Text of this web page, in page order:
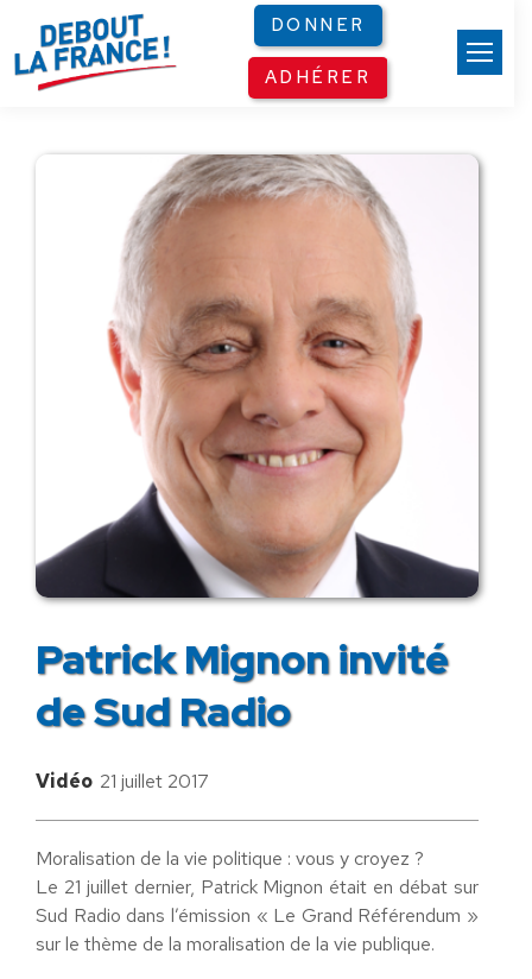
DONNER
ADHÉRER
Patrick Mignon invité
de Sud Radio
Vidéo 21 juillet 2017
Moralisation de la vie politique : vous y croyez ?
Le 21 juillet dernier, Patrick Mignon était en débat sur
Sud Radio dans l’émission « Le Grand Référendum »
sur le thème de la moralisation de la vie publique.
Panneau de gestion des cookies